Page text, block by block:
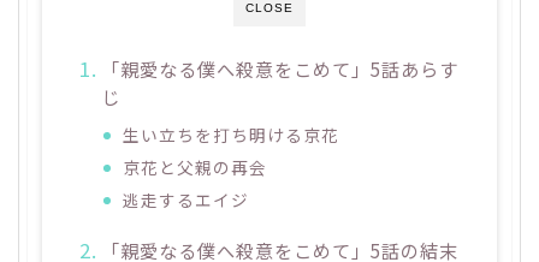
CLOSE
「親愛なる僕へ殺意をこめて」5話あらす
じ
生い立ちを打ち明ける京花
京花と父親の再会
逃走するエイジ
「親愛なる僕へ殺意をこめて」5話の結末